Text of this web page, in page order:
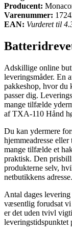
Producent:
Varenummer:
EAN: Vurderet til
Adskillige online
leveringsmåder. En
pakkeshop, hvor du
passer dig.
mange tilfælde
af TXA-110 Hånd
Du kan ydermere
hjemmeadresse
mange tilfælde et
praktisk. Den
produkterne selv,
netbutikkens adresse.
Antal dages
væsentlig forudsat
er det uden tvivl
leveringstidspunktet